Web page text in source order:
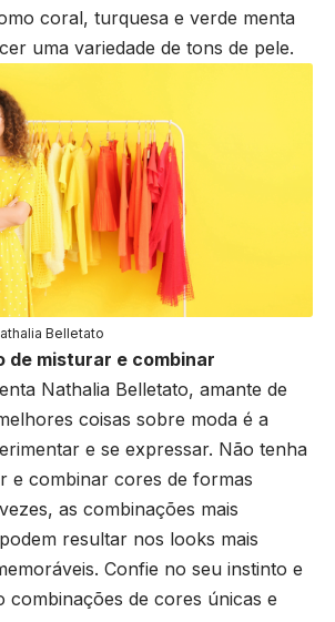
coral, turquesa e verde menta
uma variedade de tons de pele.
Belletato
de misturar e combinar
Nathalia Belletato, amante de
coisas sobre moda é a
e se expressar. Não tenha
e combinar cores de formas
as combinações mais
resultar nos looks mais
Confie no seu instinto e
combinações de cores únicas e